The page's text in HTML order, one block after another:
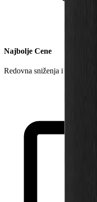
Najbolje Cene
Redovna sniženja i akcije